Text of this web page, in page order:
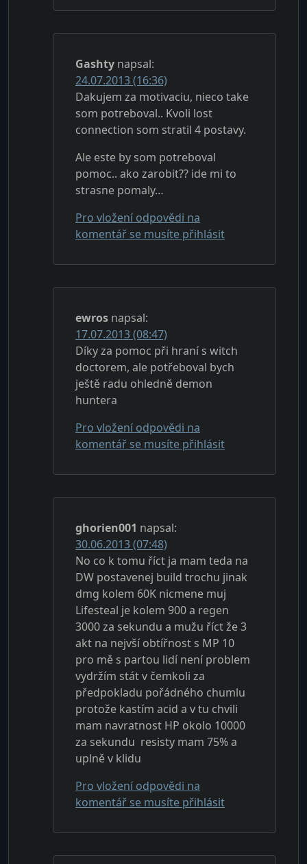
Gashty napsal:
24.07.2013 (16:36)
Dakujem za motivaciu, nieco take
som potreboval.. Kvoli lost
connection som stratil 4 postavy.
Ale este by som potreboval
pomoc.. ako zarobit?? ide mi to
strasne pomaly…
Pro vložení odpovědi na
komentář se musíte přihlásit
ewros napsal:
17.07.2013 (08:47)
Díky za pomoc při hraní s witch
doctorem, ale potřeboval bych
ještě radu ohledně demon
huntera
Pro vložení odpovědi na
komentář se musíte přihlásit
ghorien001 napsal:
30.06.2013 (07:48)
No co k tomu říct ja mam teda na
DW postavenej build trochu jinak
dmg kolem 60K nicmene muj
Lifesteal je kolem 900 a regen
3000 za sekundu a mužu říct že 3
akt na nejvší obtířnost s MP 10
pro mě s partou lidí není problem
vydržím stát v čemkoli za
předpokladu pořádného chumlu
protože kastím acid a v tu chvili
mam navratnost HP okolo 10000
za sekundu resisty mam 75% a
uplně v klidu
Pro vložení odpovědi na
komentář se musíte přihlásit